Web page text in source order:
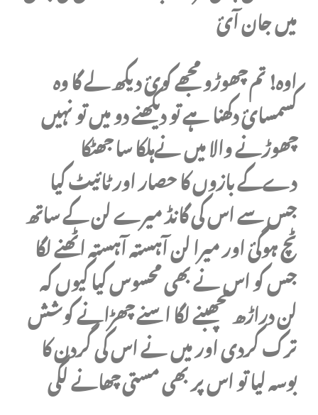
میں جان آئ
اوہ! تم چھوڑو مجھے کوئ دیکھ لے گا وہ
کسمسائ دکھنا ہے تو دیکھنے دو میں تو نہیں
چھوڑنے والا میں نےہلکا سا جھٹکا
دےکے بازوں کا حصار اور ٹائیٹ کیا
جس سے اس کی گانڈ میرے لن کے ساتھ
ٹچ ہوگئ اور میرا لن آہستہ آہستہ اٹھنے لگا
جس کو اس نے بھی محسوس کیا کیوں کہ
لن دراڑھ مچھبنے لگا اسنے چھڑانے کوشش
ترک کردی اور میں نے اس کی گردن کا
بوسہ لیا تو اس پر بھی مستی چھانے لگی